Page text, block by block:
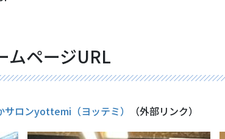
ムページURL
サロンyottemi（ヨッテミ） （外部リンク）